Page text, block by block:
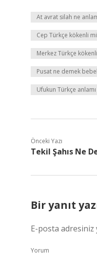
At avrat silah ne
Cep Türkçe kökenli mi
Merkez Türkçe
Pusat ne demek
Ufukun Türkçe
Önceki Yazı
Tekil Şahıs Ne
Bir yanıt
E-posta adresiniz
Yorum